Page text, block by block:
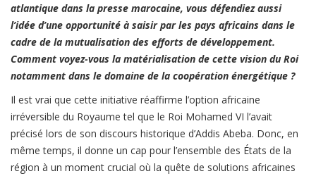
atlantique dans la presse marocaine, vous défendiez aussi
l’idée d’une opportunité à saisir par les pays africains dans le
cadre de la mutualisation des efforts de développement.
Comment voyez-vous la matérialisation de cette vision du Roi
notamment dans le domaine de la coopération énergétique ?
Il est vrai que cette initiative réaffirme l’option africaine
irréversible du Royaume tel que le Roi Mohamed VI l’avait
précisé lors de son discours historique d’Addis Abeba. Donc, en
même temps, il donne un cap pour l’ensemble des États de la
région à un moment crucial où la quête de solutions africaines